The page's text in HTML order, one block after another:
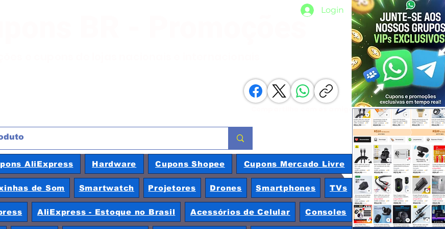
Login
BR - Promoções
Compartilhe com os amigos
AliExpress Hardware Cupons Shopee Cupons Mercado Livre
de Som Smartwatch Projetores Drones Smartphones TVs
AliExpress - Estoque no Brasil Acessórios de Celular Consoles